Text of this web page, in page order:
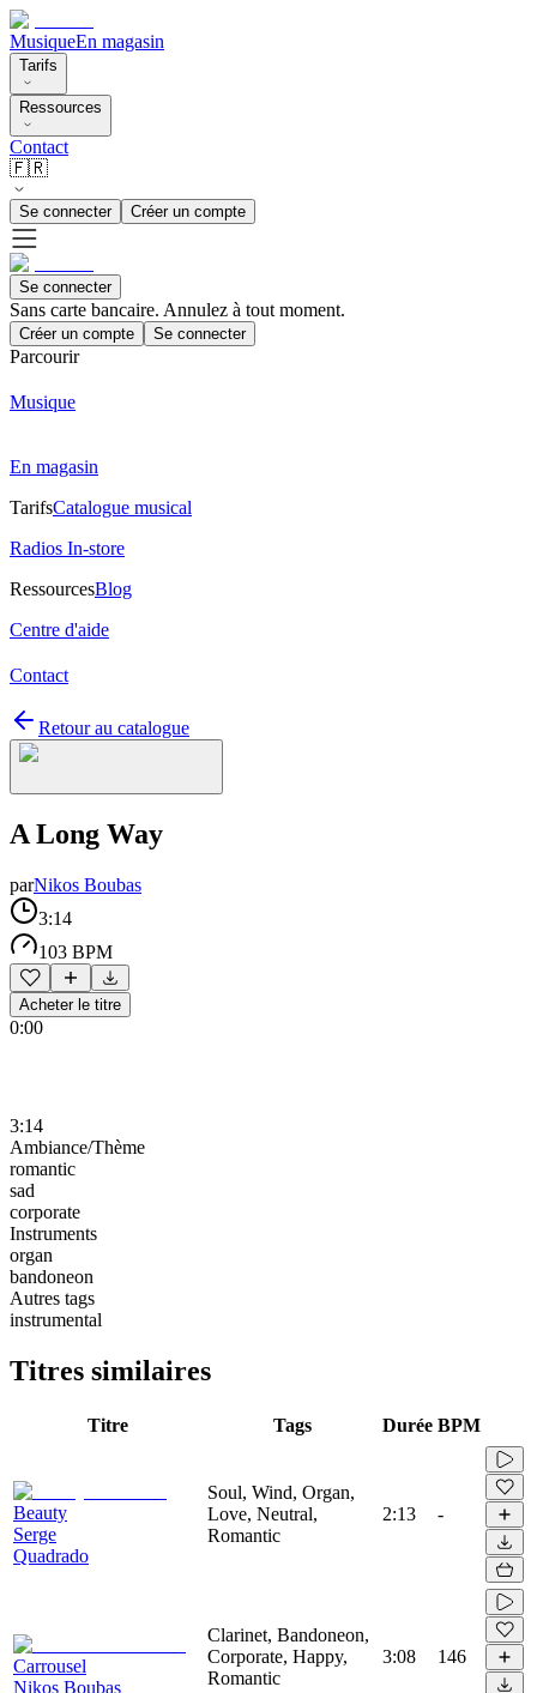
MusiqueEn magasin
Tarifs
Ressources
Contact
🇫🇷
Se connecter Créer un compte
Se connecter
Sans carte bancaire. Annulez à tout moment.
Créer un compte Se connecter
Parcourir
Musique
En magasin
TarifsCatalogue musical
Radios In-store
RessourcesBlog
Centre d'aide
Contact
Retour au catalogue
A Long Way
parNikos Boubas
3:14
103 BPM
Acheter le titre
0:00
3:14
Ambiance/Thème
romantic
sad
corporate
Instruments
organ
bandoneon
Autres tags
instrumental
Titres similaires
Titre Tags Durée BPM
Beauty
Serge
Quadrado
Soul, Wind, Organ,
Love, Neutral,
Romantic
2:13 -
Carrousel
Nikos Boubas
Clarinet, Bandoneon,
Corporate, Happy,
Romantic
3:08 146